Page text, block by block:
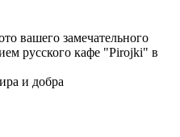
вашего замечательного
русского кафе "Pirojki" в
и добра